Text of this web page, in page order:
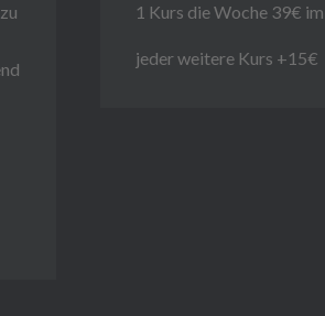
1 Kurs die Woche 39€
jeder weitere Kurs +15€